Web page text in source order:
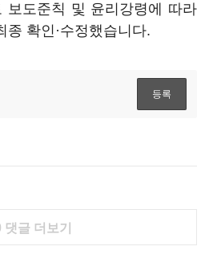
보도준칙 및 윤리강령에 따라
종 확인·수정했습니다.
댓글 더보기